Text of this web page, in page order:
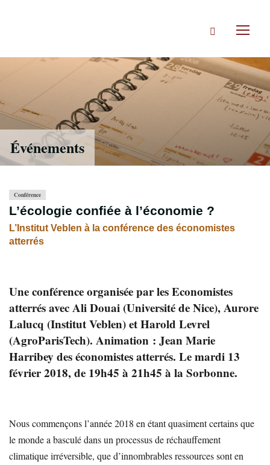
Rechercher
Événements
Conférence
L’écologie confiée à l’économie ?
L’Institut Veblen à la conférence des économistes
atterrés
Une conférence organisée par les Economistes
atterrés avec Ali Douai (Université de Nice), Aurore
Lalucq (Institut Veblen) et Harold Levrel
(AgroParisTech). Animation : Jean Marie
Harribey des économistes atterrés. Le mardi 13
février 2018, de 19h45 à 21h45 à la Sorbonne.
Nous commençons l’année 2018 en étant quasiment certains que
le monde a basculé dans un processus de réchauffement
climatique irréversible, que d’innombrables ressources sont en